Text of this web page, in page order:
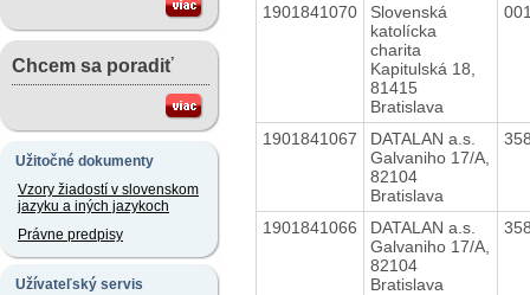
Chcem sa poradiť
Užitočné dokumenty
Vzory žiadostí v slovenskom
jazyku a iných jazykoch
Právne predpisy
Užívateľský servis
1901841070
Slovenská
katolícka
charita
Kapitulská 18,
81415
Bratislava
1901841067
DATALAN a.s.
Galvaniho 17/A,
82104
Bratislava
1901841066
DATALAN a.s.
Galvaniho 17/A,
82104
Bratislava